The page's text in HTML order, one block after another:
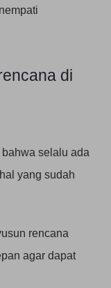
di
selalu ada
yang sudah
rencana
agar dapat